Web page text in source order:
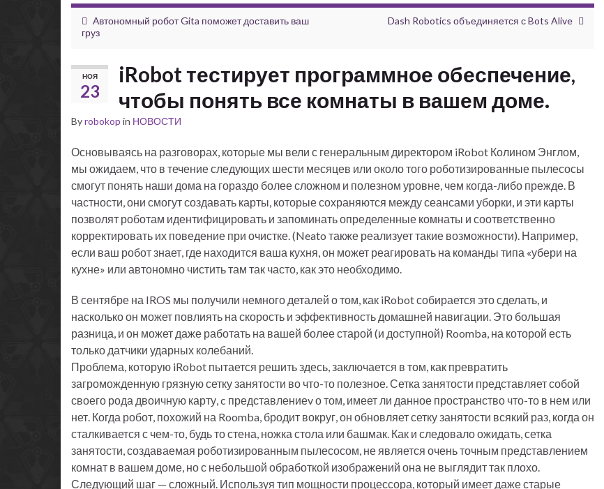
Автономный робот Gita поможет доставить ваш
груз
Dash Robotics объединяется с Bots Alive
НОЯ
23
iRobot тестирует программное обеспечение,
чтобы понять все комнаты в вашем доме.
Byrobokop in НОВОСТИ
Основываясь на разговорах, которые мы вели с генеральным директором iRobot Колином Энглом,
мы ожидаем, что в течение следующих шести месяцев или около того роботизированные пылесосы
смогут понять наши дома на гораздо более сложном и полезном уровне, чем когда-либо прежде. В
частности, они смогут создавать карты, которые сохраняются между сеансами уборки, и эти карты
позволят роботам идентифицировать и запоминать определенные комнаты и соответственно
корректировать их поведение при очистке. (Neato также реализует такие возможности). Например,
если ваш робот знает, где находится ваша кухня, он может реагировать на команды типа «убери на
кухне» или автономно чистить там так часто, как это необходимо.
В сентябре на IROS мы получили немного деталей о том, как iRobot собирается это сделать, и
насколько он может повлиять на скорость и эффективность домашней навигации. Это большая
разница, и он может даже работать на вашей более старой (и доступной) Roomba, на которой есть
только датчики ударных колебаний.
Проблема, которую iRobot пытается решить здесь, заключается в том, как превратить
загроможденную грязную сетку занятости во что-то полезное. Сетка занятости представляет собой
своего рода двоичную карту, c представлениеv о том, имеет ли данное пространство что-то в нем или
нет. Когда робот, похожий на Roomba, бродит вокруг, он обновляет сетку занятости всякий раз, когда он
сталкивается с чем-то, будь то стена, ножка стола или башмак. Как и следовало ожидать, сетка
занятости, создаваемая роботизированным пылесосом, не является очень точным представлением
комнат в вашем доме, но с небольшой обработкой изображений она не выглядит так плохо.
Следующий шаг — сложный. Используя тип мощности процессора, который имеет даже старые